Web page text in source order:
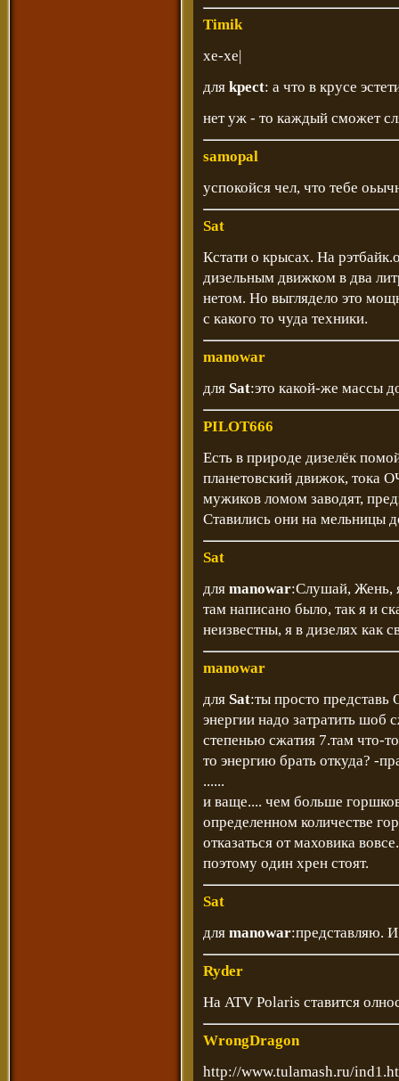
Timik
хе-хе|
для kpect: а что в крусе
нет уж - то каждый сможет
samopal
успокойся чел, что тебе
Sat
Кстати о крысах. На
дизельным движком в два
нетом. Но выглядело это
с какого то чуда техники.
manowar
для Sat:это какой-же массы
PILOT666
Есть в природе дизелёк
планетовский движок,
мужиков ломом заводят,
Ставились они на мельницы
Sat
для manowar:Слушай, Жень,
там написано было, так я и
неизвестны, я в дизелях как
manowar
для Sat:ты просто
энергии надо затратить шоб
степенью сжатия 7.там что-
то энергию брать откуда? -
......
и ваще.... чем больше
определенном количестве
отказаться от маховика
поэтому один хрен стоят.
Sat
для manowar:представляю.
Ryder
На ATV Polaris ставится
WrongDragon
http://www.tulamash.ru/